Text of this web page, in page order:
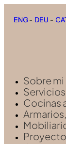
ENG- DEU -
ENG- DEU -
Sobre mi
Servicios
Cocinas